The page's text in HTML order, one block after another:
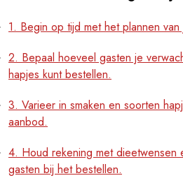
1. Begin op tijd met het plannen
2. Bepaal hoeveel gasten je
hapjes kunt bestellen.
3. Varieer in smaken en soorten
aanbod.
4. Houd rekening met dieetwensen
gasten bij het bestellen.